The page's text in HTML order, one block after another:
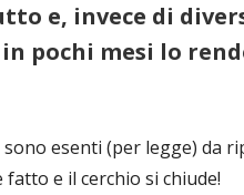
e, invece di
pochi mesi lo
esenti (per legge) da
e il cerchio si chiude!